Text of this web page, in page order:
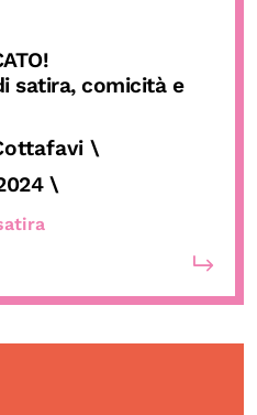
satira, comicità e
\
\